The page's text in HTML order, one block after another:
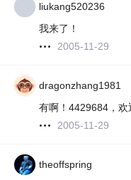
liukang520236
我来了！
2005-11-29
dragonzhang1981
有啊！4429684，欢
2005-11-29
theoffspring